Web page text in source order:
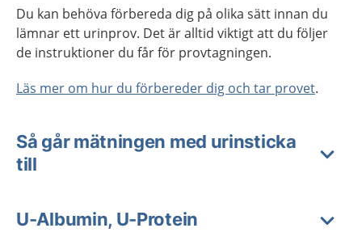
Du kan behöva förbereda dig på olika sätt innan du
lämnar ett urinprov. Det är alltid viktigt att du följer
de instruktioner du får för provtagningen.
Läs mer om hur du förbereder dig och tar provet.
Så går mätningen med urinsticka
till
U-Albumin, U-Protein